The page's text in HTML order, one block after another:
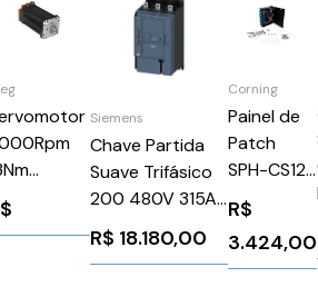
2,85Kw Ip65
Siemens
Chave Partida
Suave Trifásico
200 480V 315A
24V
3RW52456AC04
R$ 18.180,00
Corning
Painel de
Patch
SPH-CS12-
A9-P00RE
R$
3.424,00